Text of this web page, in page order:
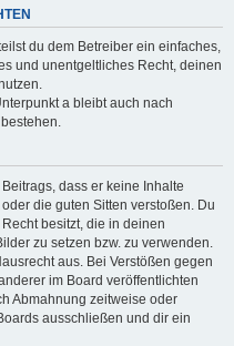
du dem Betreiber ein einfaches,
und unentgeltliches Recht, deinen
a bleibt auch nach
dass er keine Inhalte
die guten Sitten verstoßen. Du
besitzt, die in deinen
zu setzen bzw. zu verwenden.
aus. Bei Verstößen gegen
im Board veröffentlichten
Abmahnung zeitweise oder
ausschließen und dir ein